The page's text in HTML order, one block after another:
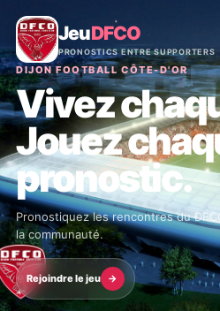
JeuDFCO
PRONOSTICS ENTRE SUPPORTERS
DIJON FOOTBALL CÔTE-D'OR
Vivez
Jouez
pronostic.
Pronostiquez les rencontres du
la communauté.
Rejoindre le jeu →